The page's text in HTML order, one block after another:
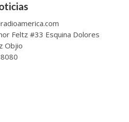
Feltz #33 Esquina Dolores
Objio